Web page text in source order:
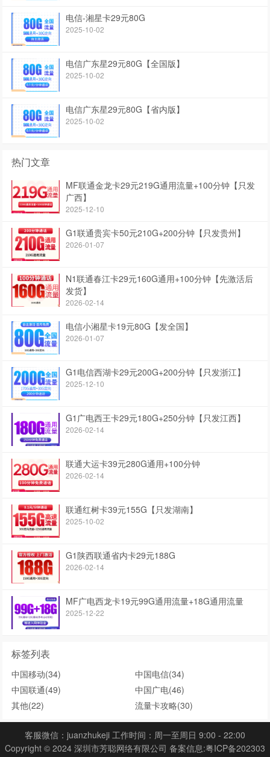
电信-湘星卡29元80G
2025-10-02
电信广东星29元80G【全国版】
2025-10-02
电信广东星29元80G【省内版】
2025-10-02
热门文章
MF联通金龙卡29元219G通用流量+100分钟【只发
广西】
2025-12-10
G1联通贵宾卡50元210G+200分钟【只发贵州】
2026-01-07
N1联通春江卡29元160G通用+100分钟【先激活后
发货】
2026-02-14
电信小湘星卡19元80G【发全国】
2026-01-07
G1电信西湖卡29元200G+200分钟【只发浙江】
2025-12-10
G1广电西王卡29元180G+250分钟【只发江西】
2026-02-14
联通大运卡39元280G通用+100分钟
2026-02-14
联通红树卡39元155G【只发湖南】
2025-10-02
G1陕西联通省内卡29元188G
2026-02-14
MF广电西龙卡19元99G通用流量+18G通用流量
2025-12-22
标签列表
中国移动(34) 中国电信(34)
中国联通(49) 中国广电(46)
其他(22) 流量卡攻略(30)
客服微信：juanzhukeji 工作时间：周一至周日 9:00 - 22:00
Copyright © 2024 深圳市芳聪网络有限公司 备案信息:粤ICP备202303